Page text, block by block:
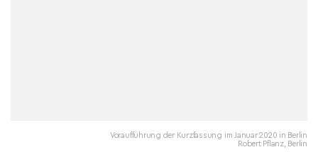
Voraufführung der Kurzfassung im Januar 2020 in Berlin
Robert Pflanz, Berlin